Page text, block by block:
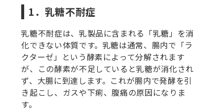
1．乳糖不耐症
乳糖不耐症は、乳製品に含まれる「乳糖」を消
化できない体質です。乳糖は通常、腸内で「ラ
クターゼ」という酵素によって分解されます
が、この酵素が不足していると乳糖が消化され
ず、大腸に到達します。これが腸内で発酵を引
き起こし、ガスや下痢、腹痛の原因になりま
す。